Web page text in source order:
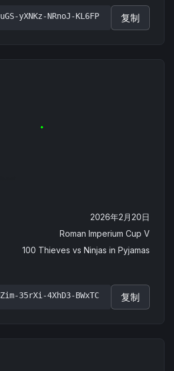
yXNKz-NRnoJ-KL6FP 复制
2026年2月20日
Roman Imperium Cup V
100 Thieves vs Ninjas in Pyjamas
35rXi-4XhD3-BWxTC 复制